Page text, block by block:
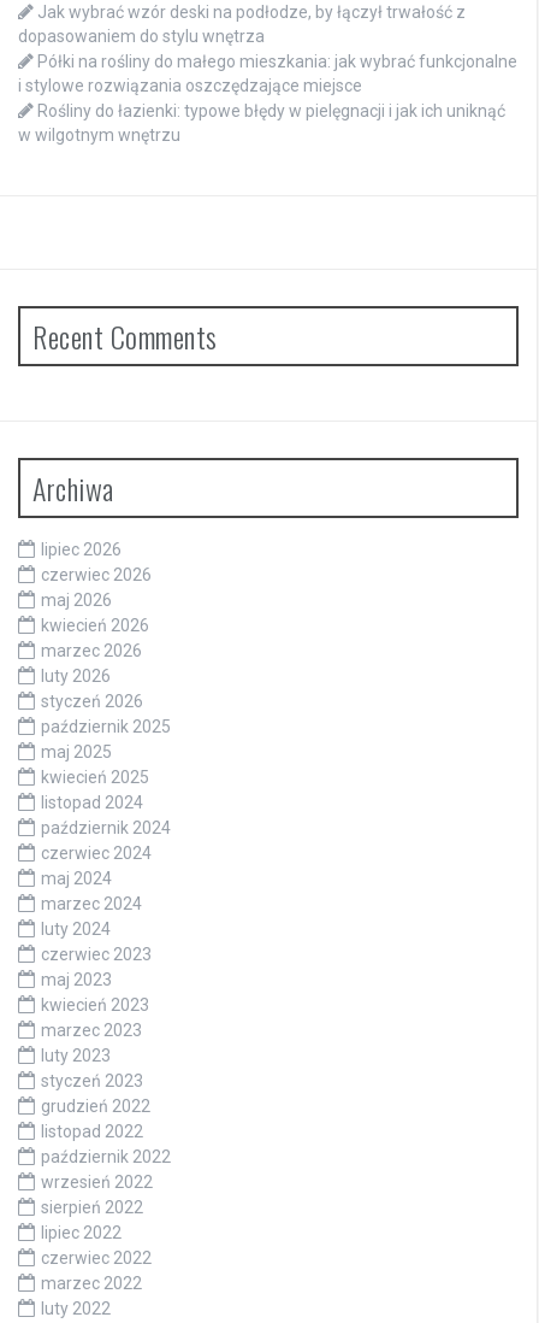
Jak wybrać wzór deski na podłodze, by łączył trwałość z
dopasowaniem do stylu wnętrza
Półki na rośliny do małego mieszkania: jak wybrać funkcjonalne
i stylowe rozwiązania oszczędzające miejsce
Rośliny do łazienki: typowe błędy w pielęgnacji i jak ich uniknąć
w wilgotnym wnętrzu
Recent Comments
Archiwa
lipiec 2026
czerwiec 2026
maj 2026
kwiecień 2026
marzec 2026
luty 2026
styczeń 2026
październik 2025
maj 2025
kwiecień 2025
listopad 2024
październik 2024
czerwiec 2024
maj 2024
marzec 2024
luty 2024
czerwiec 2023
maj 2023
kwiecień 2023
marzec 2023
luty 2023
styczeń 2023
grudzień 2022
listopad 2022
październik 2022
wrzesień 2022
sierpień 2022
lipiec 2022
czerwiec 2022
marzec 2022
luty 2022